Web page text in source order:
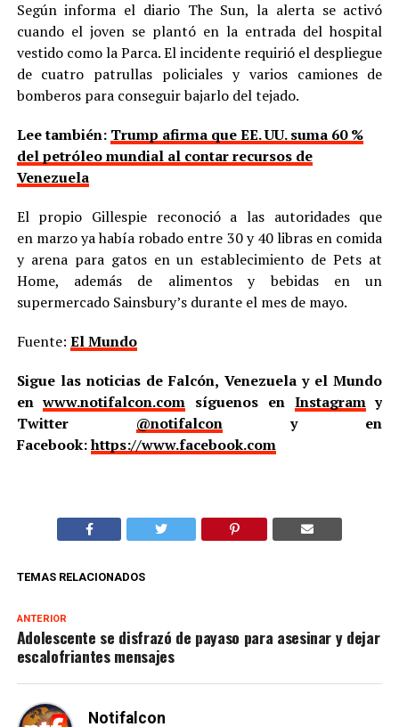
Según informa el diario The Sun, la alerta se activó
cuando el joven se plantó en la entrada del hospital
vestido como la Parca. El incidente requirió el despliegue
de cuatro patrullas policiales y varios camiones de
bomberos para conseguir bajarlo del tejado.
Lee también: Trump afirma que EE. UU. suma 60 %
del petróleo mundial al contar recursos de
Venezuela
El propio Gillespie reconoció a las autoridades que
en marzo ya había robado entre 30 y 40 libras en comida
y arena para gatos en un establecimiento de Pets at
Home, además de alimentos y bebidas en un
supermercado Sainsbury’s durante el mes de mayo.
Fuente: El Mundo
Sigue las noticias de Falcón, Venezuela y el Mundo
enwww.notifalcon.com síguenos en Instagramy
Twitter @notifalcony en
Facebook:https://www.facebook.com
TEMAS RELACIONADOS
ANTERIOR
Adolescente se disfrazó de payaso para asesinar y dejar
escalofriantes mensajes
Notifalcon